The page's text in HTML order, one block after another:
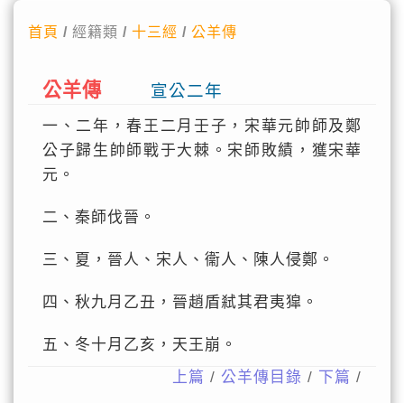
首頁 / 經籍類 /十三經 /公羊傳
公羊傳 宣公二年
一、二年，春王二月壬子，宋華元帥師及鄭
公子歸生帥師戰于大棘。宋師敗績，獲宋華
元。
二、秦師伐晉。
三、夏，晉人、宋人、衞人、陳人侵鄭。
四、秋九月乙丑，晉趙盾弒其君夷獔。
五、冬十月乙亥，天王崩。
上篇 / 公羊傳目錄 / 下篇 /